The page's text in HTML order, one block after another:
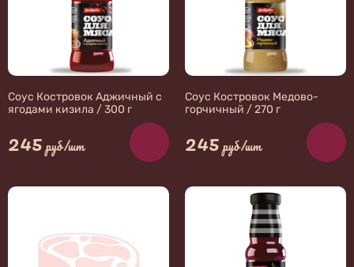
Соус Костровок Аджичный с
ягодами кизила / 300 г
245 руб/шт
Соус Костровок Медово-
горчичный / 270 г
245 руб/шт